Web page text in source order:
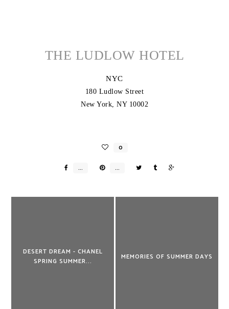
THE LUDLOW HOTEL
NYC
180 Ludlow Street
New York, NY 10002
DESERT DREAM - CHANEL
SPRING SUMMER...
MEMORIES OF SUMMER DAYS